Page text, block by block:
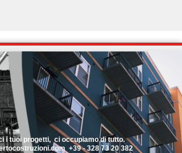
tuoi progetti, ci occupiamo di tutto.
+39 - 328 73 20 382